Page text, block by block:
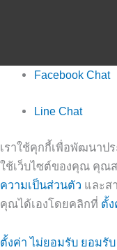
Facebook Chat
Line Chat
เราใช้คุกกี้เพื่อพัฒนาป
ใช้เว็บไซต์ของคุณ คุณ
ความเป็นส่วนตัว และส
คุณได้เองโดยคลิกที่ ตั้ง
ตั้งค่า ไม่ยอมรับ ยอมรับ